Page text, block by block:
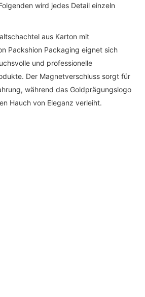
wird jedes Detail einzeln
aus Karton mit
Packshion Packaging eignet sich
und professionelle
Der Magnetverschluss sorgt für
während das Goldprägungslogo
Hauch von Eleganz verleiht.